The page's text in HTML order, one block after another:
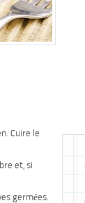
Cuire le
et, si
germées.